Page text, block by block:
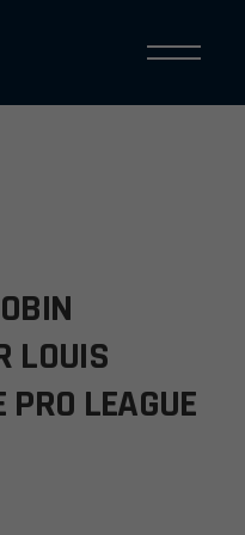
LOUIS
LEAGUE